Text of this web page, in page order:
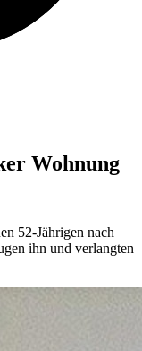
Wohnung
52-Jährigen nach
ihn und verlangten